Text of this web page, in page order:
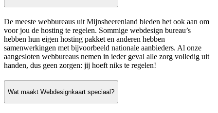
De meeste webbureaus uit Mijnsheerenland bieden het ook aan om
voor jou de hosting te regelen. Sommige webdesign bureau’s
hebben hun eigen hosting pakket en anderen hebben
samenwerkingen met bijvoorbeeld nationale aanbieders. Al onze
aangesloten webbureaus nemen in ieder geval alle zorg volledig uit
handen, dus geen zorgen: jij hoeft niks te regelen!
Wat maakt Webdesignkaart speciaal?